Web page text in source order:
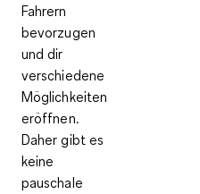
Fahrern
bevorzugen
und dir
verschiedene
Möglichkeiten
eröffnen.
Daher gibt es
keine
pauschale